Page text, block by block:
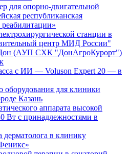
для опорно-двигательной
республиканская
станции в
центр МИД России"
(АУП СХК "ДонАгроКурорт")
с ИИ — Voluson Expert 20 — в
оборудования для клиники
Казань
аппарата высокой
Вт с принадлежностями в
дерматолога в клинику